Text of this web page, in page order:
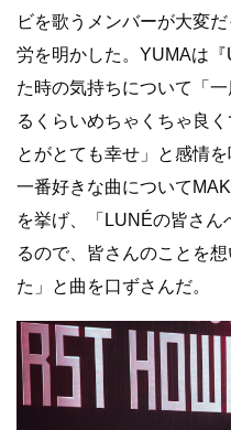
ビを歌うメンバーが大変
労を明かした。YUMAは
た時の気持ちについて「
るくらいめちゃくちゃ良
とがとても幸せ」と感情
一番好きな曲について
を挙げ、「LUNÉの皆さん
るので、皆さんのことを
た」と曲を口ずさんだ。